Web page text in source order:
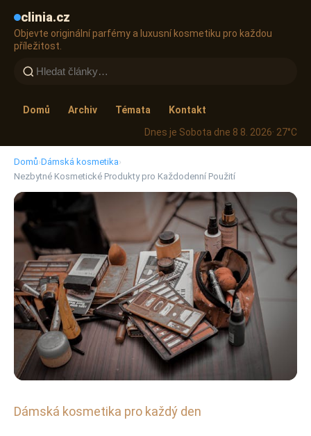
clinia.cz
Objevte originální parfémy a luxusní kosmetiku pro každou
příležitost.
Domů Archiv Témata
Kontakt
Dnes je Sobota dne 8 8. 2026· 27°C
Domů›Dámská kosmetika›
Nezbytné Kosmetické Produkty pro Každodenní Použití
Dámská kosmetika pro každý den